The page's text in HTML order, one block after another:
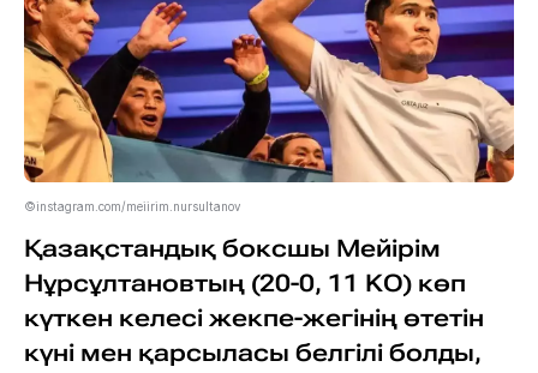
©instagram.com/meiirim.nursultanov
Қазақстандық боксшы Мейірім
Нұрсұлтановтың (20-0, 11 KO) көп
күткен келесі жекпе-жегінің өтетін
күні мен қарсыласы белгілі болды,